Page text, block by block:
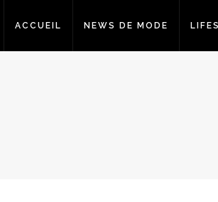
ACCUEIL NEWS DE MODE